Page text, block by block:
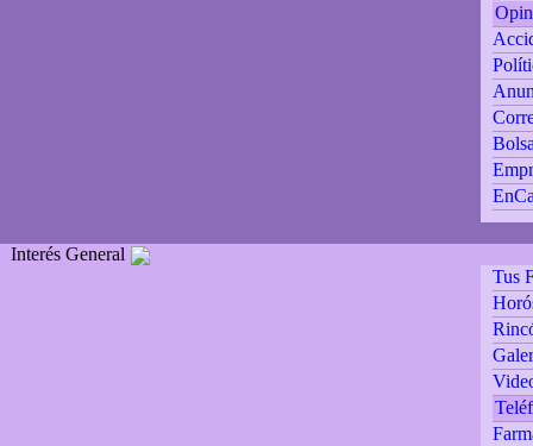
Interés General
Tus